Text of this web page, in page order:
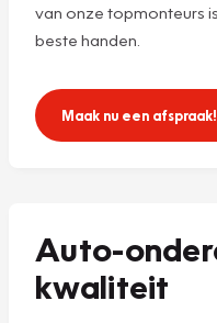
van onze topmonteurs
beste handen.
Maak nu een afspraak!
Auto-
kwaliteit